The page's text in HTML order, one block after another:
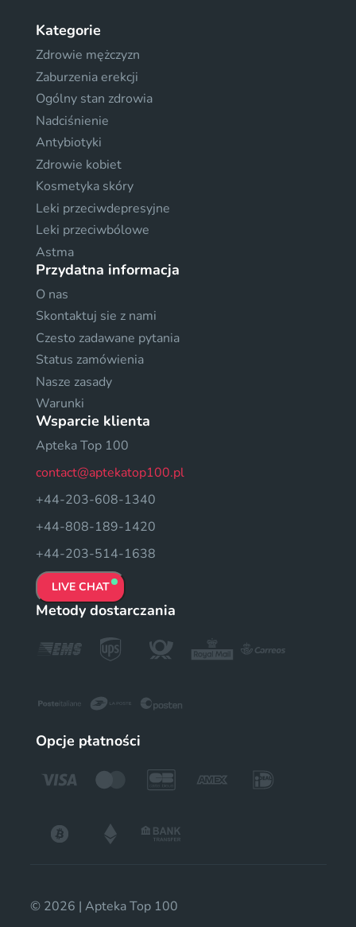
Kategorie
Zdrowie mężczyzn
Zaburzenia erekcji
Ogólny stan zdrowia
Nadciśnienie
Antybiotyki
Zdrowie kobiet
Kosmetyka skóry
Leki przeciwdepresyjne
Leki przeciwbólowe
Astma
Przydatna informacja
O nas
Skontaktuj sie z nami
Czesto zadawane pytania
Status zamówienia
Nasze zasady
Warunki
Wsparcie klienta
Apteka Top 100
contact@aptekatop100.pl
+44-203-608-1340
+44-808-189-1420
+44-203-514-1638
LIVE CHAT
Metody dostarczania
Opcje płatności
© 2026 | Apteka Top 100